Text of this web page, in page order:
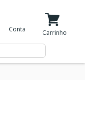
Conta Carrinho